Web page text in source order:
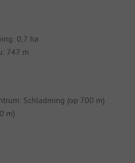
0,7 ha
747 m
Schladming (op 700 m)
m)